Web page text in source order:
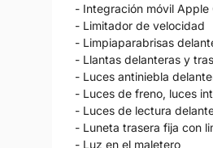
- Integración móvil Apple
- Limitador de velocidad
- Limpiaparabrisas
- Llantas delanteras y
- Luces antiniebla
- Luces de freno, luces
- Luces de lectura
- Luneta trasera fija con
- Luz en el maletero